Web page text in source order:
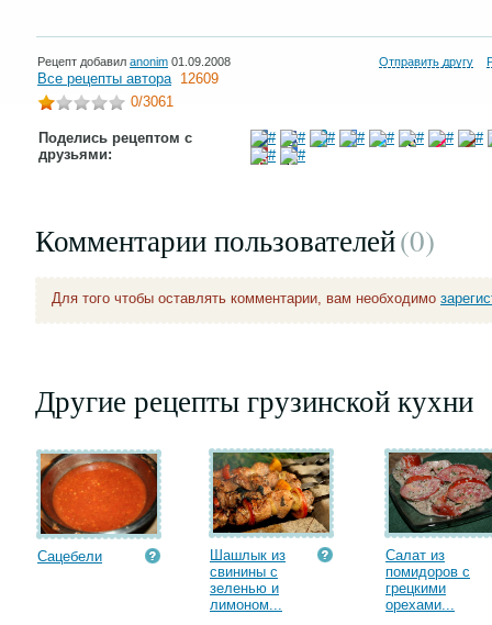
Рецепт добавил anonim 01.09.2008 Отправить другу
Все рецепты автора 12609
0/3061
Поделись рецептом с
друзьями:
Комментарии пользователей(0)
Для того чтобы оставлять комментарии, вам необходимо
Другие рецепты грузинской кухни
Сацебели
Шашлык из
свинины с
зеленью и
лимоном...
Салат из
помидоров с
грецкими
орехами...